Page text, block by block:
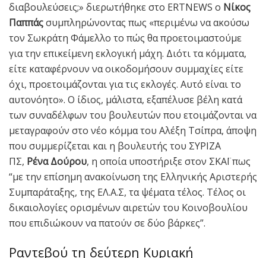
διαβουλεύσεις;» διερωτήθηκε στο ERTNEWS ο Νίκος
Παππάςσυμπληρώνοντας πως «περιμένω να ακούσω
τον Σωκράτη Φάμελλο το πώς θα προετοιμαστούμε
για την επικείμενη εκλογική μάχη. Διότι τα κόμματα,
είτε καταφέρνουν να οικοδομήσουν συμμαχίες είτε
όχι, προετοιμάζονται για τις εκλογές. Αυτό είναι το
αυτονόητο». Ο ίδιος, μάλιστα, εξαπέλυσε βέλη κατά
των συναδέλφων του βουλευτών που ετοιμάζονται να
μεταγραφούν στο νέο κόμμα του Αλέξη Τσίπρα, άποψη
που συμμερίζεται και η βουλευτής του ΣΥΡΙΖΑ
ΠΣ, Ρένα Δούρου, η οποία υποστήριξε στον ΣΚΑΪ πως
“με την επίσημη ανακοίνωση της Ελληνικής Αριστερής
Συμπαράταξης, της ΕΛ.Α.Σ, τα ψέματα τέλος. Τέλος οι
δικαιολογίες ορισμένων αιρετών του Κοινοβουλίου
που επιδιώκουν να πατούν σε δύο βάρκες”.
Ραντεβού τη δεύτερη Κυριακή